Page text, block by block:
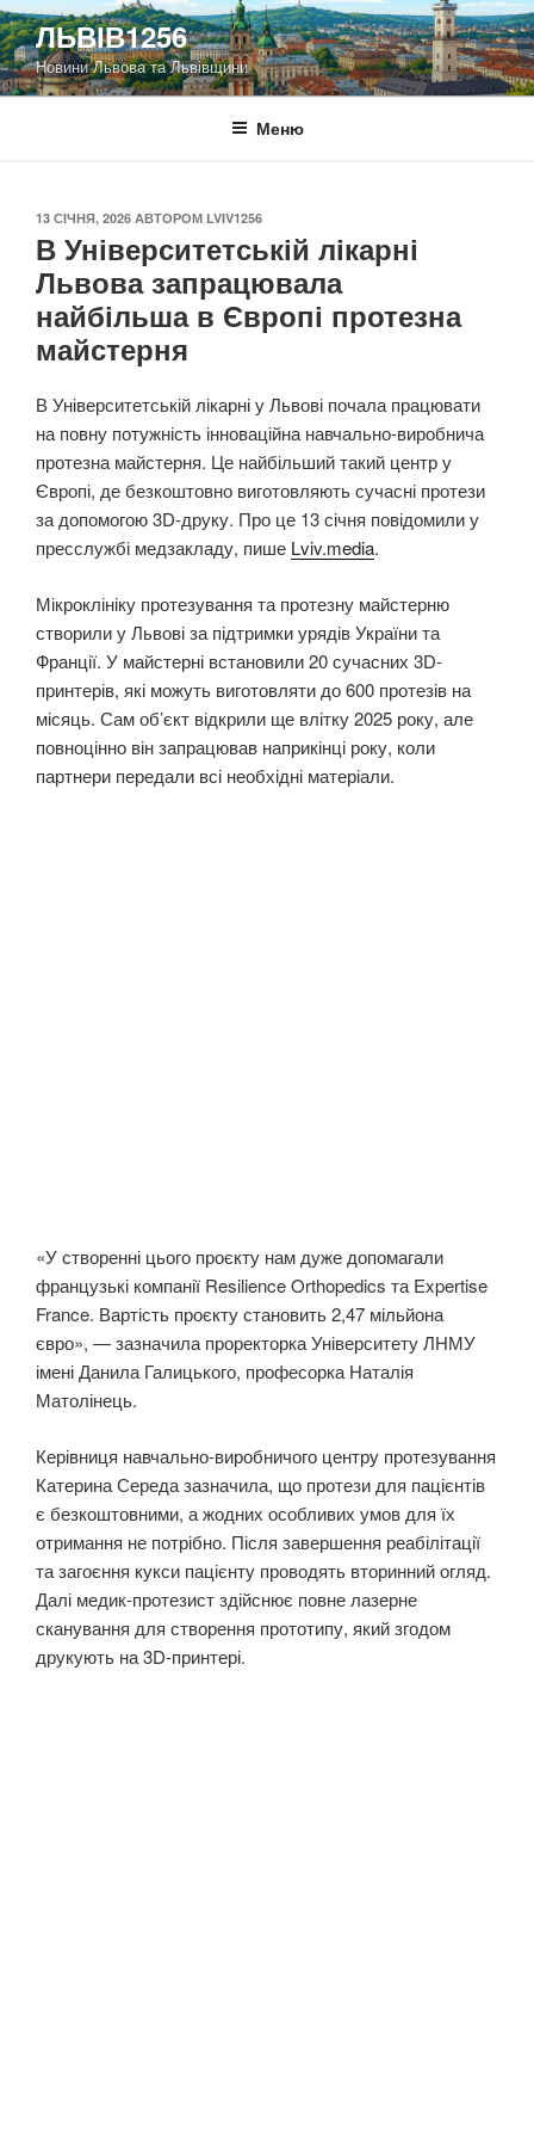
Перейти
до
вмісту
ЛЬВІВ1256
Новини Львова та Львівщини
Меню
ОПУБЛІКОВАНО
13 СІЧНЯ, 2026 АВТОРОМ LVIV1256
В Університетській лікарні
Львова запрацювала
найбільша в Європі протезна
майстерня
В Університетській лікарні у Львові почала працювати
на повну потужність інноваційна навчально-виробнича
протезна майстерня. Це найбільший такий центр у
Європі, де безкоштовно виготовляють сучасні протези
за допомогою 3D-друку. Про це 13 січня повідомили у
пресслужбі медзакладу, пише Lviv.media.
Мікроклініку протезування та протезну майстерню
створили у Львові за підтримки урядів України та
Франції. У майстерні встановили 20 сучасних 3D-
принтерів, які можуть виготовляти до 600 протезів на
місяць. Сам об’єкт відкрили ще влітку 2025 року, але
повноцінно він запрацював наприкінці року, коли
партнери передали всі необхідні матеріали.
«У створенні цього проєкту нам дуже допомагали
французькі компанії Resilience Orthopedics та Expertise
France. Вартість проєкту становить 2,47 мільйона
євро», — зазначила проректорка Університету ЛНМУ
імені Данила Галицького, професорка Наталія
Матолінець.
Керівниця навчально-виробничого центру протезування
Катерина Середа зазначила, що протези для пацієнтів
є безкоштовними, а жодних особливих умов для їх
отримання не потрібно. Після завершення реабілітації
та загоєння кукси пацієнту проводять вторинний огляд.
Далі медик-протезист здійснює повне лазерне
сканування для створення прототипу, який згодом
друкують на 3D-принтері.